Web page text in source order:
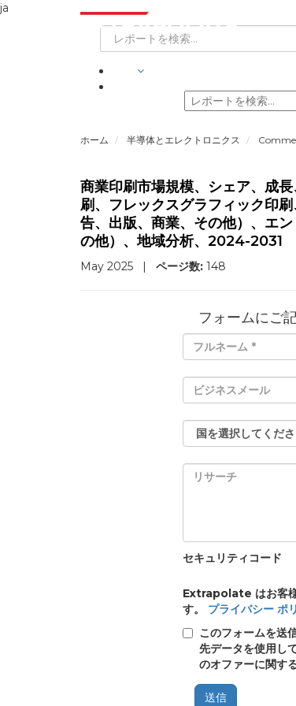
ja
ホーム 半導体とエレクトロニクス
商業印刷市場規模、シェア、成
刷、フレックスグラフィック印
告、出版、商業、その他）、エ
の他）、地域分析、2024-2031
May 2025 | ページ数: 148
フォームにご
セキュリティコード
Extrapolate はお客様
す。 プライバシー ポ
このフォームを送
先データを使用し
のオファーに関す
送信